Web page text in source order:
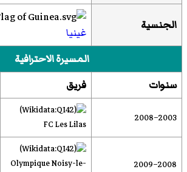
الجنسية
غينيا
المسيرة الاحترافية
سنوات
فريق
2003–2008
FC Les Lilas
2008–2009
Olympique Noisy-le-